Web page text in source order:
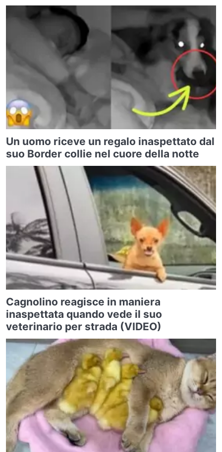
Un uomo riceve un regalo inaspettato dal
suo Border collie nel cuore della notte
Cagnolino reagisce in maniera
inaspettata quando vede il suo
veterinario per strada (VIDEO)